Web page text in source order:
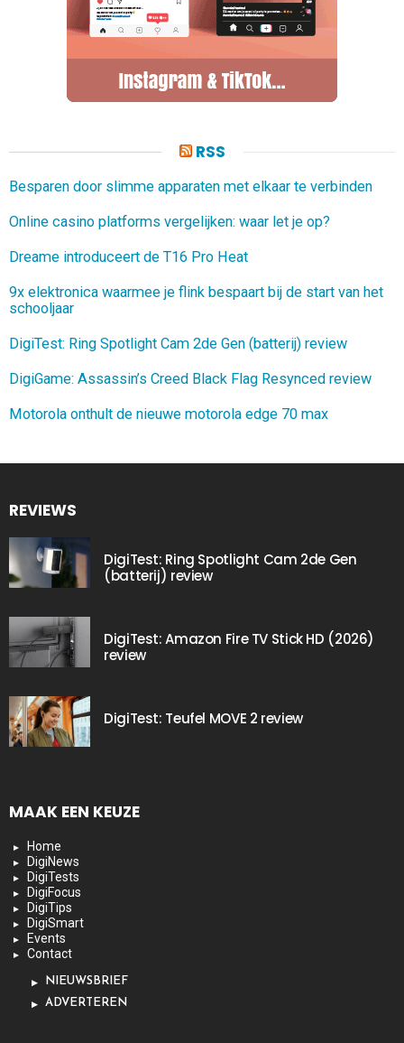
RSS
Besparen door slimme apparaten met elkaar te verbinden
Online casino platforms vergelijken: waar let je op?
Dreame introduceert de T16 Pro Heat
9x elektronica waarmee je flink bespaart bij de start van het
schooljaar
DigiTest: Ring Spotlight Cam 2de Gen (batterij) review
DigiGame: Assassin’s Creed Black Flag Resynced review
Motorola onthult de nieuwe motorola edge 70 max
REVIEWS
DigiTest: Ring Spotlight Cam 2de Gen
(batterij) review
DigiTest: Amazon Fire TV Stick HD (2026)
review
DigiTest: Teufel MOVE 2 review
MAAK EEN KEUZE
Home
DigiNews
DigiTests
DigiFocus
DigiTips
DigiSmart
Events
Contact
NIEUWSBRIEF
ADVERTEREN